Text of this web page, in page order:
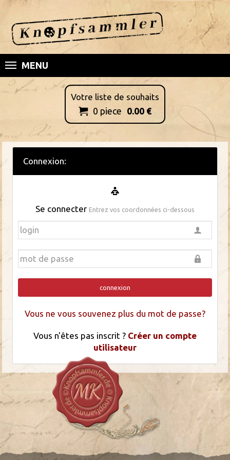
MENU
Votre liste de souhaits
 0 piece 0.00 €
Connexion:
Se connecter Entrez vos coordonnées ci-dessous
connexion
Vous ne vous souvenez plus du mot de passe?
Vous n'êtes pas inscrit ? Créer un compte
utilisateur